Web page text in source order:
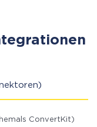
ConvertKit)